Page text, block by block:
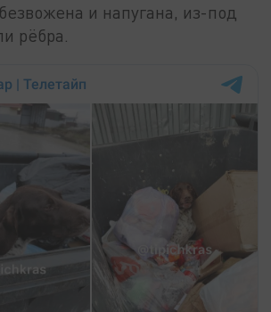
и напугана, из-под
рёбра.